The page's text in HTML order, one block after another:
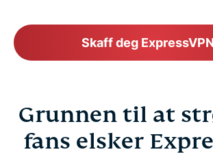
Skaff deg ExpressVPN
Grunnen til at
fans elsker